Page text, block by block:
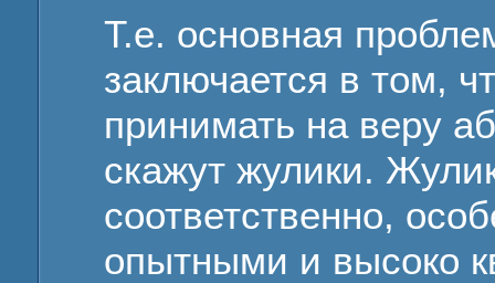
Т.е. основная
заключается в том,
принимать на веру
скажут жулики.
соответственно,
опытными и высоко